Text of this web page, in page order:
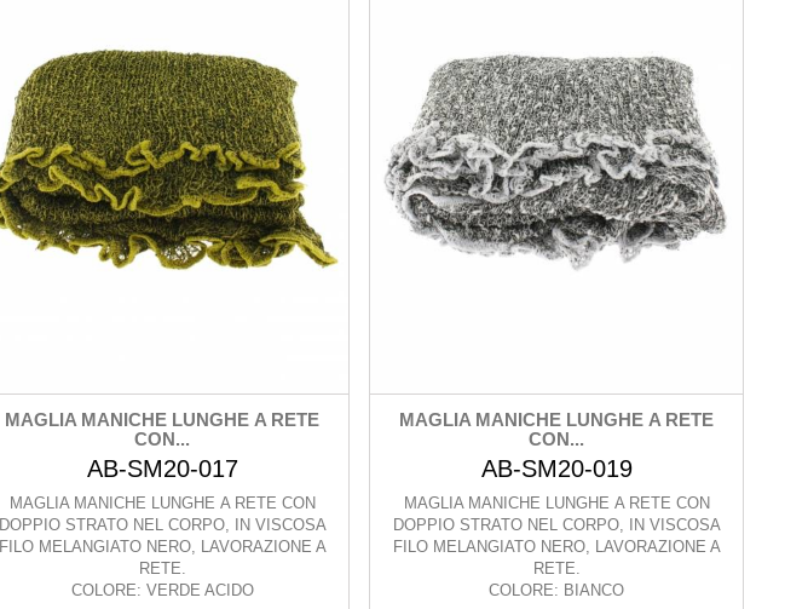
MAGLIA MANICHE LUNGHE A RETE
CON...
AB-SM20-017
MAGLIA MANICHE LUNGHE A RETE CON
DOPPIO STRATO NEL CORPO, IN VISCOSA
FILO MELANGIATO NERO, LAVORAZIONE A
RETE.
COLORE: VERDE ACIDO
MAGLIA MANICHE LUNGHE A RETE
CON...
AB-SM20-019
MAGLIA MANICHE LUNGHE A RETE CON
DOPPIO STRATO NEL CORPO, IN VISCOSA
FILO MELANGIATO NERO, LAVORAZIONE A
RETE.
COLORE: BIANCO